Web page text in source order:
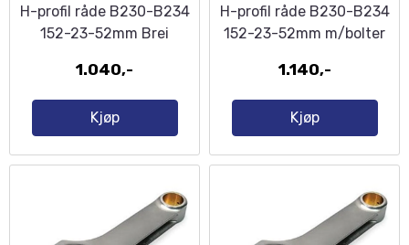
H-profil råde B230-B234
152-23-52mm Brei
1.040,-
Kjøp
H-profil råde B230-B234
152-23-52mm m/bolter
1.140,-
Kjøp